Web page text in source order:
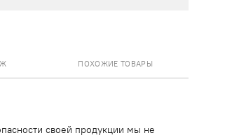
ПОХОЖИЕ ТОВАРЫ
своей продукции мы не